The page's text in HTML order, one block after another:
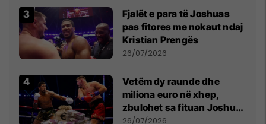
Fjalët e para të Joshuas
pas fitores me nokaut ndaj
Kristian Prengës
26/07/2026
Vetëm dy raunde dhe
miliona euro në xhep,
zbulohet sa fituan Joshua
e Prenga
26/07/2026